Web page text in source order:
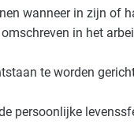
wanneer in zijn of
in het
te worden
persoonlijke